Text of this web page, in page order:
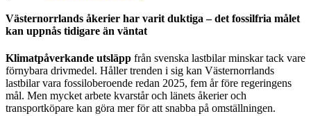
Västernorrlands åkerier har varit duktiga – det fossilfria målet
kan uppnås tidigare än väntat
Klimatpåverkande utsläpp från svenska lastbilar minskar tack vare
förnybara drivmedel. Håller trenden i sig kan Västernorrlands
lastbilar vara fossiloberoende redan 2025, fem år före regeringens
mål. Men mycket arbete kvarstår och länets åkerier och
transportköpare kan göra mer för att snabba på omställningen.